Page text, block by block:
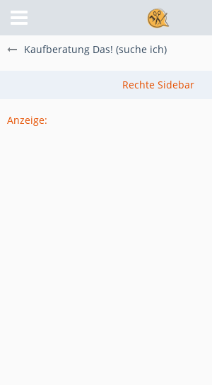
Kaufberatung Das! (suche ich)
Anzeige: